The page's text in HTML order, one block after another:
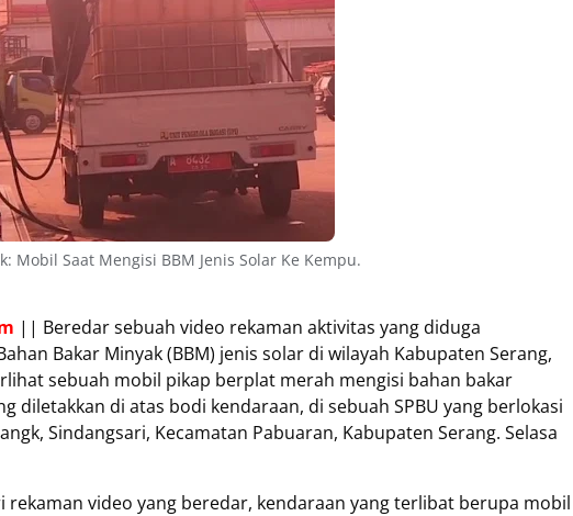
Mobil Saat Mengisi BBM Jenis Solar Ke Kempu.
|| Beredar sebuah video rekaman aktivitas yang diduga
Bakar Minyak (BBM) jenis solar di wilayah Kabupaten Serang,
sebuah mobil pikap berplat merah mengisi bahan bakar
diletakkan di atas bodi kendaraan, di sebuah SPBU yang berlokasi
Sindangsari, Kecamatan Pabuaran, Kabupaten Serang. Selasa
rekaman video yang beredar, kendaraan yang terlibat berupa mobil